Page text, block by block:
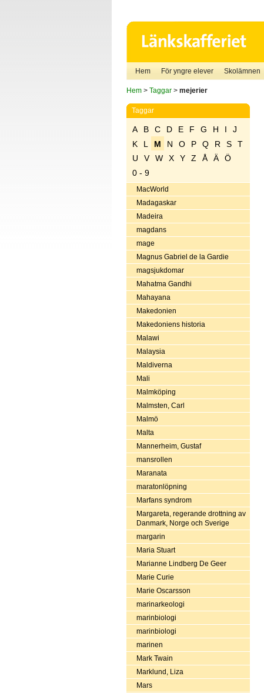
Hem För yngre elever Skolämnen
Hem> Taggar> mejerier
Taggar
A B C D E F G H I
J
K
L M N O P Q R S
T
U
V W X Y Z Å Ä
Ö
0 - 9
MacWorld
Madagaskar
Madeira
magdans
mage
Magnus Gabriel de la Gardie
magsjukdomar
Mahatma Gandhi
Mahayana
Makedonien
Makedoniens historia
Malawi
Malaysia
Maldiverna
Mali
Malmköping
Malmsten, Carl
Malmö
Malta
Mannerheim, Gustaf
mansrollen
Maranata
maratonlöpning
Marfans syndrom
Margareta, regerande drottning av
Danmark, Norge och Sverige
margarin
Maria Stuart
Marianne Lindberg De Geer
Marie Curie
Marie Oscarsson
marinarkeologi
marinbiologi
marinbiologi
marinen
Mark Twain
Marklund, Liza
Mars